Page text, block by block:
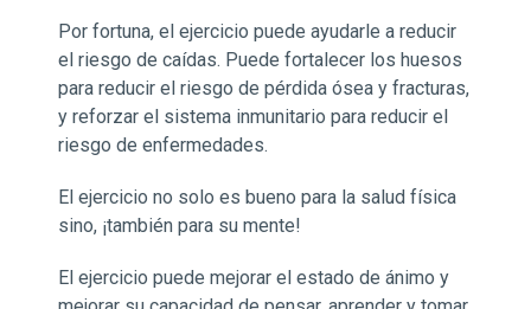
Por fortuna, el ejercicio puede ayudarle a reducir
el riesgo de caídas. Puede fortalecer los huesos
para reducir el riesgo de pérdida ósea y fracturas,
y reforzar el sistema inmunitario para reducir el
riesgo de enfermedades.
El ejercicio no solo es bueno para la salud física
sino, ¡también para su mente!
El ejercicio puede mejorar el estado de ánimo y